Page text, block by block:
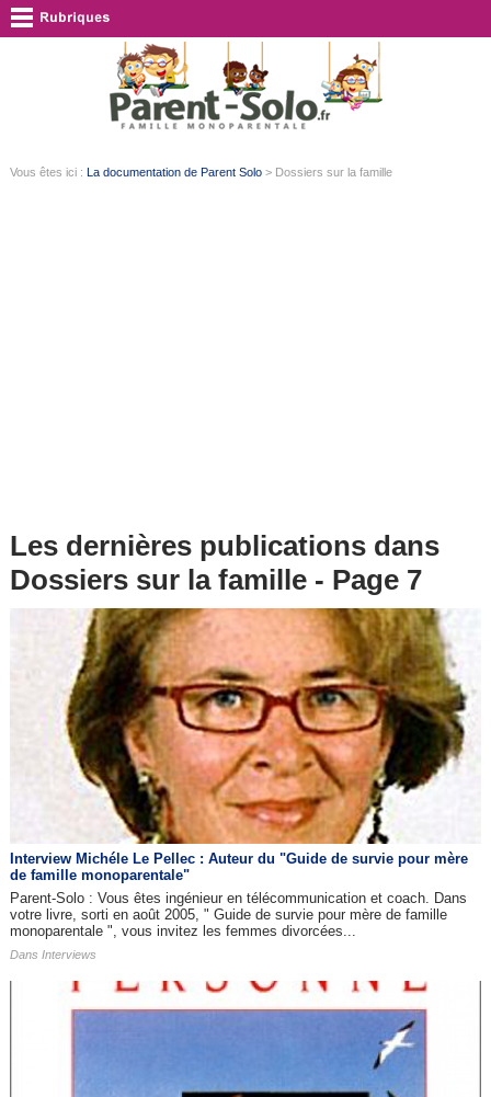
Vous êtes ici : La documentation de Parent Solo> Dossiers sur la famille
Les dernières publications dans
Dossiers sur la famille - Page 7
Interview Michéle Le Pellec : Auteur du "Guide de survie pour mère
de famille monoparentale"
Parent-Solo : Vous êtes ingénieur en télécommunication et coach. Dans
votre livre, sorti en août 2005, " Guide de survie pour mère de famille
monoparentale ", vous invitez les femmes divorcées...
Dans Interviews